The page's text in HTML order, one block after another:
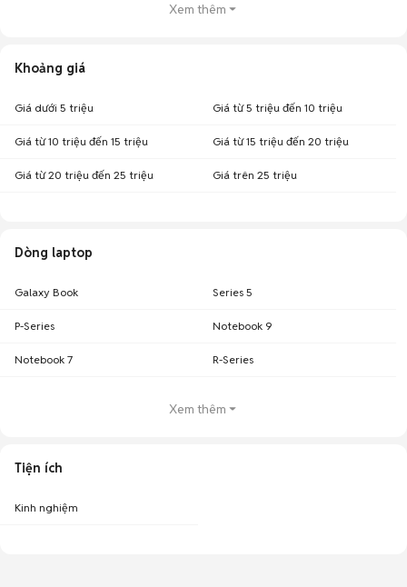
Xem thêm
Khoảng giá
Giá dưới 5 triệu Giá từ 5 triệu đến 10 triệu
Giá từ 10 triệu đến 15 triệu Giá từ 15 triệu đến 20 triệu
Giá từ 20 triệu đến 25 triệu Giá trên 25 triệu
Dòng laptop
Galaxy Book Series 5
P-Series Notebook 9
Notebook 7 R-Series
Xem thêm
Tiện ích
Kinh nghiệm